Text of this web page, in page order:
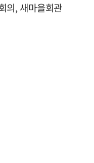
의, 새마을회관